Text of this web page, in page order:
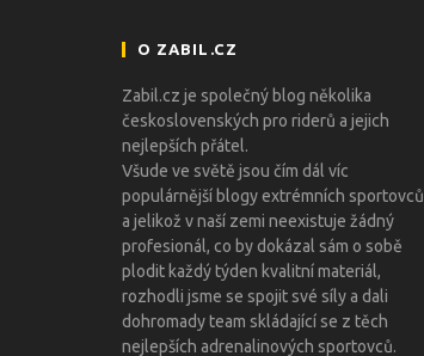
O ZABIL.CZ
Zabil.cz je společný blog několika
československých pro riderů a jejich
nejlepších přátel.
Všude ve světě jsou čím dál víc
populárnější blogy extrémních sportovců
a jelikož v naší zemi neexistuje žádný
profesionál, co by dokázal sám o sobě
plodit každý týden kvalitní materiál,
rozhodli jsme se spojit své síly a dali
dohromady team skládající se z těch
nejlepších adrenalinových sportovců.